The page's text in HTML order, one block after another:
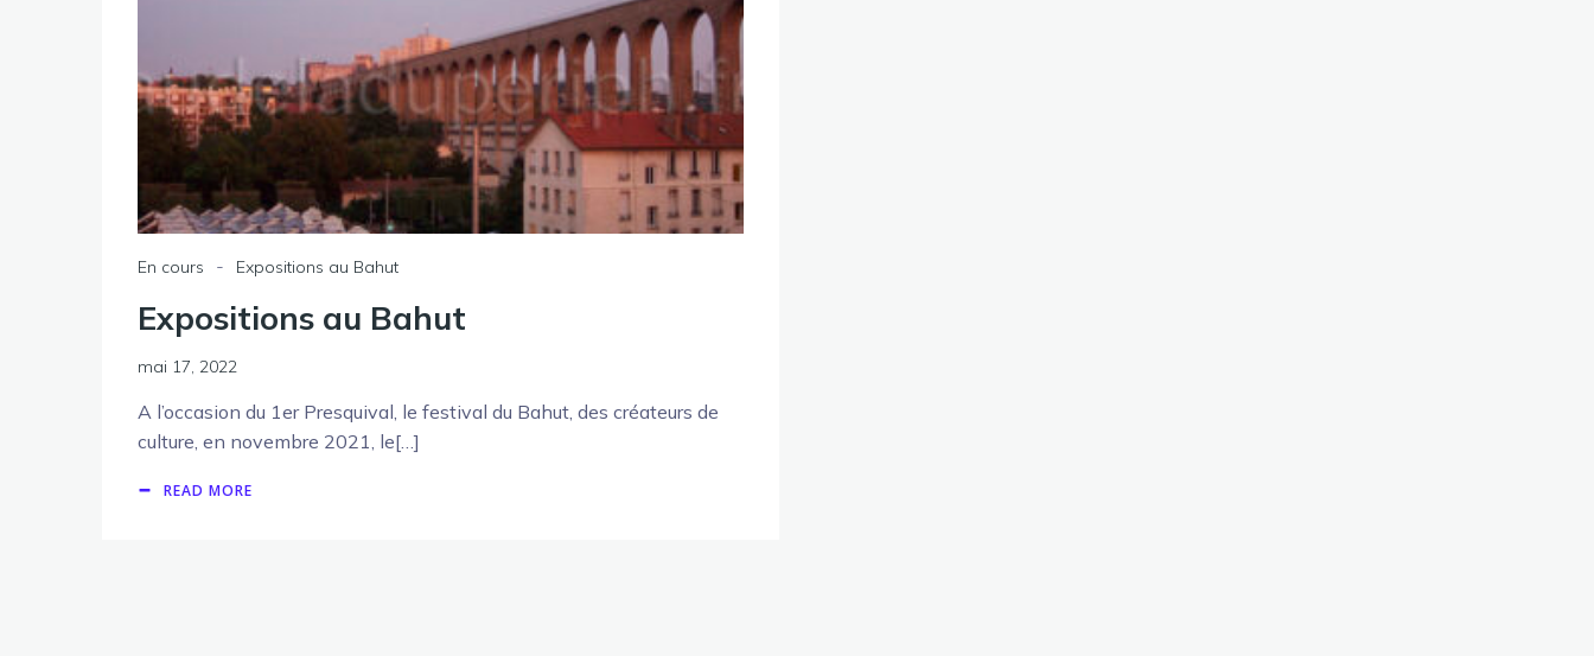
En cours - Expositions au Bahut
Expositions au Bahut
mai 17, 2022
A l’occasion du 1er Presquival, le festival du Bahut, des créateurs de
culture, en novembre 2021, le[…]
READ MORE